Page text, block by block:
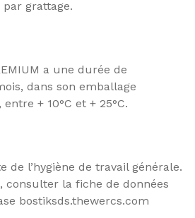
par grattage.
a une durée de
dans son emballage
+ 10°C et + 25°C.
de l’hygiène de travail générale.
consulter la fiche de données
bostiksds.thewercs.com